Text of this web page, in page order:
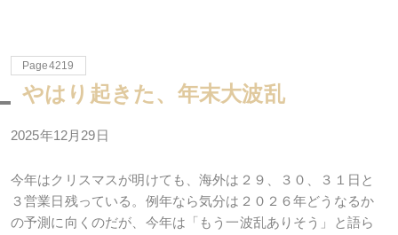
Page4219
やはり起きた、年末大波乱
2025年12月29日
今年はクリスマスが明けても、海外は２９、３０、３１日と
３営業日残っている。例年なら気分は２０２６年どうなるか
の予測に向くのだが、今年は「もう一波乱ありそう」と語ら